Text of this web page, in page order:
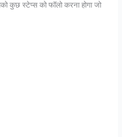
कुछ स्टेप्स को फॉलो करना होगा जो